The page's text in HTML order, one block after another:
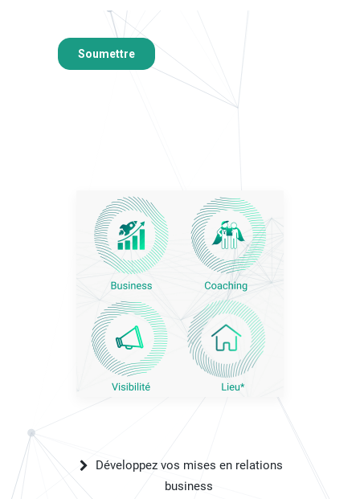
Développez vos mises en relations
business